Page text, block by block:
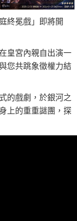
終冕戲」即將開
皇宮內親自出演一
您共跳象徵權力結
的戲劇，於銀河之
上的重重謎團，探